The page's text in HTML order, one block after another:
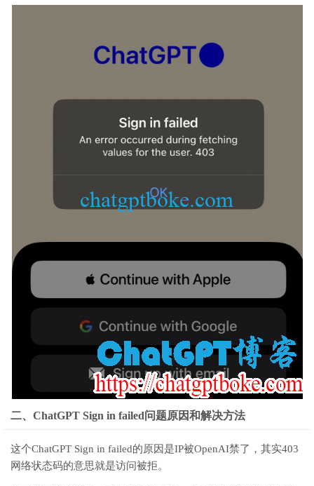
二、ChatGPT Sign in failed问题原因和解决方法
这个ChatGPT Sign in failed的原因是IP被OpenAI禁了，其实403
网络状态码的意思就是访问被拒。